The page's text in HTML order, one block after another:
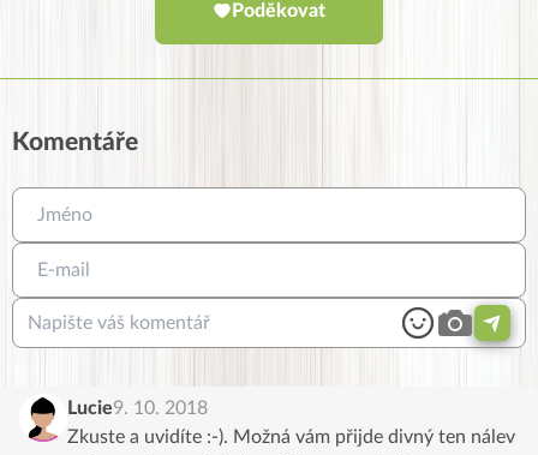
Poděkovat
Komentáře
Lucie9. 10. 2018
Zkuste a uvidíte :-). Možná vám přijde divný ten nálev